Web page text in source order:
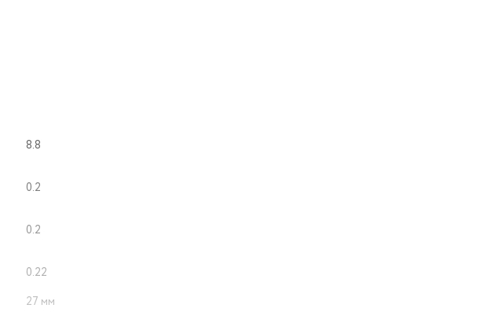
8.8
0.2
0.2
0.22
27 мм